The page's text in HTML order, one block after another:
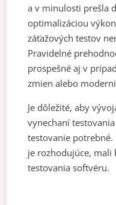
a v minulosti prešla
optimalizáciou
záťažových testov
Pravidelné
prospešné aj v
zmien alebo
Je dôležité, aby
vynechaní
testovanie
je rozhodujúce,
testovania softvéru.